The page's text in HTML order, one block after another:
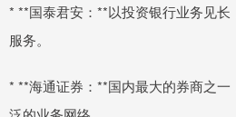
* **国泰君安：**以投资银行业务见
服务。
* **海通证券：**国内最大的券商之